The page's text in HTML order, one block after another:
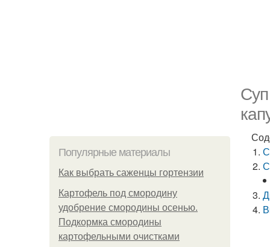
Популярные материалы
Как выбрать саженцы гортензии
Картофель под смородину
удобрение смородины осенью.
Подкормка смородины
картофельными очистками